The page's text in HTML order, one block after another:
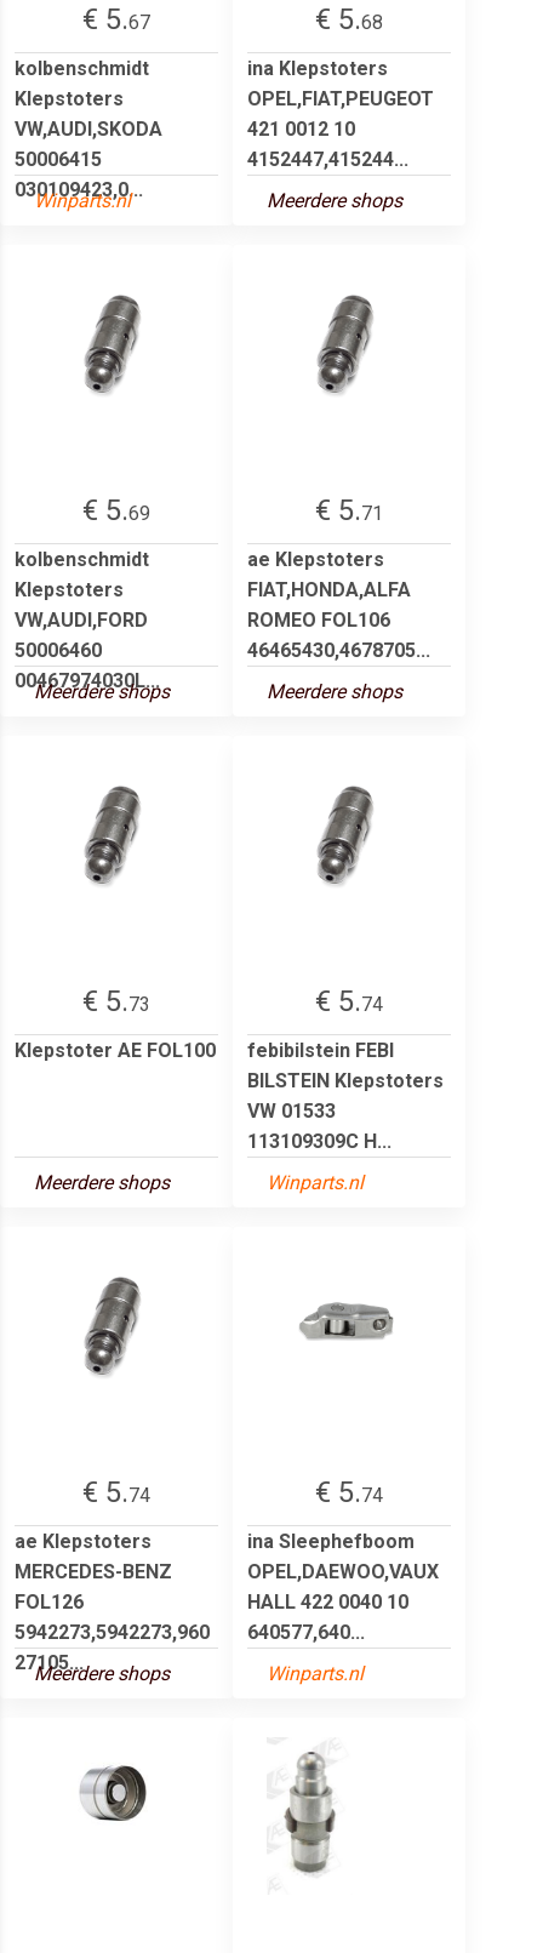
€ 5.67
kolbenschmidt
Klepstoters
VW,AUDI,SKODA
50006415
030109423,0...
Winparts.nl
€ 5.68
ina Klepstoters
OPEL,FIAT,PEUGEOT
421 0012 10
4152447,415244...
Meerdere shops
€ 5.69
kolbenschmidt
Klepstoters
VW,AUDI,FORD
50006460
00467974030L...
Meerdere shops
€ 5.71
ae Klepstoters
FIAT,HONDA,ALFA
ROMEO FOL106
46465430,4678705...
Meerdere shops
€ 5.73
Klepstoter AE FOL100
Meerdere shops
€ 5.74
febibilstein FEBI
BILSTEIN Klepstoters
VW 01533
113109309C H...
Winparts.nl
€ 5.74
ae Klepstoters
MERCEDES-BENZ
FOL126
5942273,5942273,960
27105...
Meerdere shops
€ 5.74
ina Sleephefboom
OPEL,DAEWOO,VAUX
HALL 422 0040 10
640577,640...
Winparts.nl